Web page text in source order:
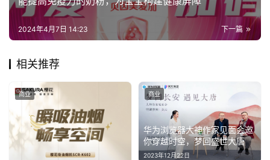
下一篇
2024年4月7日 14:23
相关推荐
商业
华为浏览器大神作家见面会邀
你穿越时空，梦回盛世大唐
2023年12月22日
商业